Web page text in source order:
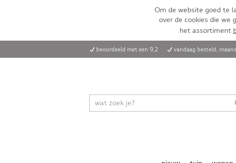
Om de website goed te
over de cookies die we
het assortiment
beoordeeld met een 9,2 vandaag besteld,